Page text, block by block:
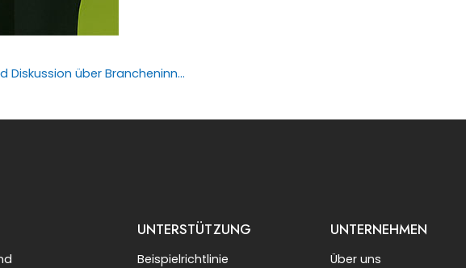
Ehrenkunden besuchen die SiliconePlus-Fabrik für Flüssigsilikon zur eingehenden Inspektion und Diskussion über Brancheninnovationen
UNTERSTÜTZUNG
Beispielrichtlinie
UNTERNEHMEN
Über uns